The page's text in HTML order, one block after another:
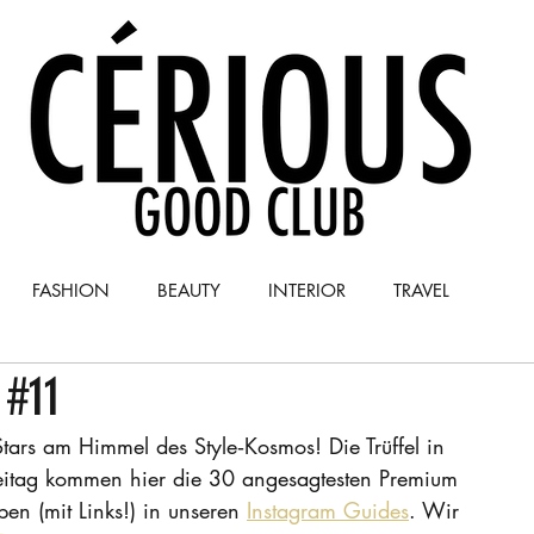
FASHION BEAUTY INTERIOR TRAVEL
am Himmel des Style‑Kosmos! Die Trüffel in
kommen hier die 30 angesagtesten Premium
(mit Links!) in unseren Instagram Guides. Wir